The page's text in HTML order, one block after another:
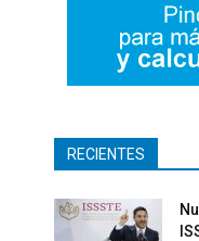
RECIENTES